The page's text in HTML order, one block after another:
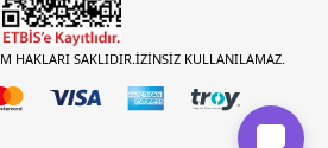
HAKLARI SAKLIDIR.İZİNSİZ KULLANILAMAZ.